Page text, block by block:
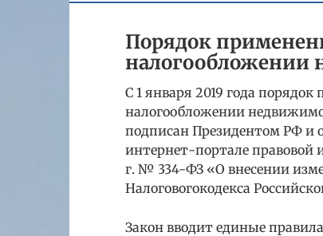
Порядок
налогообложении
C 1 января 2019 года
налогообложении
подписан Президентом РФ и
интернет-портале правовой
г. № 334-ФЗ «О внесении
Налоговогокодекса
Закон вводит единые